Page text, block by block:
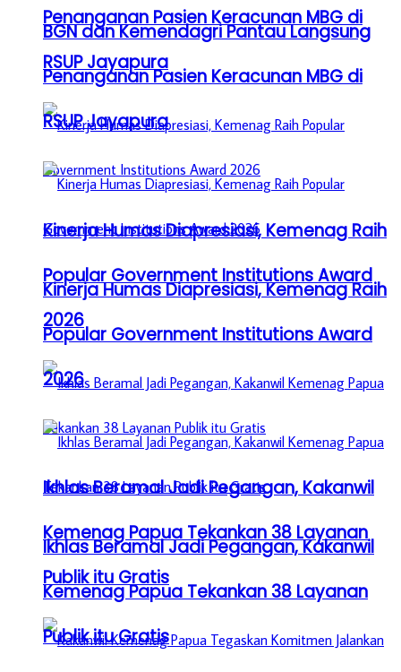
Penanganan Pasien Keracunan MBG di
RSUP Jayapura
Kinerja Humas Diapresiasi, Kemenag Raih
Popular Government Institutions Award
2026
Ikhlas Beramal Jadi Pegangan, Kakanwil
Kemenag Papua Tekankan 38 Layanan
Publik itu Gratis
BGN dan Kemendagri Pantau Langsung
Penanganan Pasien Keracunan MBG di
RSUP Jayapura
Kinerja Humas Diapresiasi, Kemenag Raih
Popular Government Institutions Award
2026
Ikhlas Beramal Jadi Pegangan, Kakanwil
Kemenag Papua Tekankan 38 Layanan
Publik itu Gratis